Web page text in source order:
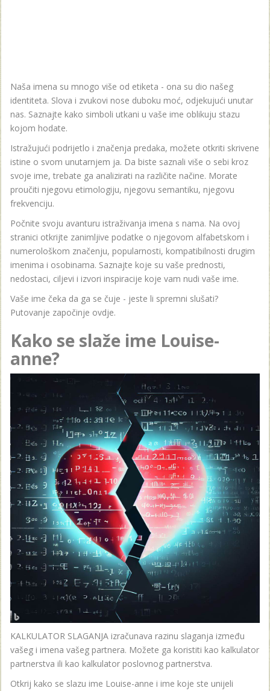
Naša imena su mnogo više od etiketa - ona su dio našeg
identiteta. Slova i zvukovi nose duboku moć, odjekujući unutar
nas. Saznajte kako simboli utkani u vaše ime oblikuju stazu
kojom hodate.
Istražujući podrijetlo i značenja predaka, možete otkriti skrivene
istine o svom unutarnjem ja. Da biste saznali više o sebi kroz
svoje ime, trebate ga analizirati na različite načine. Morate
proučiti njegovu etimologiju, njegovu semantiku, njegovu
frekvenciju.
Počnite svoju avanturu istraživanja imena s nama. Na ovoj
stranici otkrijte zanimljive podatke o njegovom alfabetskom i
numerološkom značenju, popularnosti, kompatibilnosti drugim
imenima i osobinama. Saznajte koje su vaše prednosti,
nedostaci, ciljevi i izvori inspiracije koje vam nudi vaše ime.
Vaše ime čeka da ga se čuje - jeste li spremni slušati?
Putovanje započinje ovdje.
Kako se slaže ime Louise-
anne?
KALKULATOR SLAGANJA izračunava razinu slaganja između
vašeg i imena vašeg partnera. Možete ga koristiti kao kalkulator
partnerstva ili kao kalkulator poslovnog partnerstva.
Otkrij kako se slazu ime Louise-anne i ime koje ste unijeli